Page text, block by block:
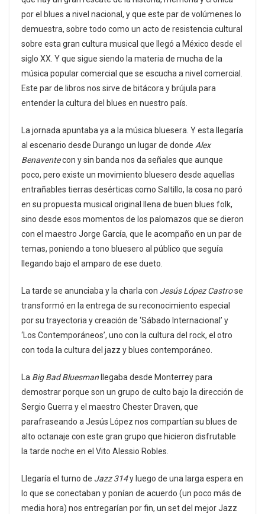
por el blues a nivel nacional, y que este par de volúmenes lo
demuestra, sobre todo como un acto de resistencia cultural
sobre esta gran cultura musical que llegó a México desde el
siglo XX. Y que sigue siendo la materia de mucha de la
música popular comercial que se escucha a nivel comercial.
Este par de libros nos sirve de bitácora y brújula para
entender la cultura del blues en nuestro país.
La jornada apuntaba ya a la música bluesera. Y esta llegaría
al escenario desde Durango un lugar de donde Alex
Benaventecon y sin banda nos da señales que aunque
poco, pero existe un movimiento bluesero desde aquellas
entrañables tierras desérticas como Saltillo, la cosa no paró
en su propuesta musical original llena de buen blues folk,
sino desde esos momentos de los palomazos que se dieron
con el maestro Jorge García, que le acompaño en un par de
temas, poniendo a tono bluesero al público que seguía
llegando bajo el amparo de ese dueto.
La tarde se anunciaba y la charla con Jesús López Castrose
transformó en la entrega de su reconocimiento especial
por su trayectoria y creación de ‘Sábado Internacional’ y
‘Los Contemporáneos’, uno con la cultura del rock, el otro
con toda la cultura del jazz y blues contemporáneo.
La Big Bad Bluesman llegaba desde Monterrey para
demostrar porque son un grupo de culto bajo la dirección de
Sergio Guerra y el maestro Chester Draven, que
parafraseando a Jesús López nos compartían su blues de
alto octanaje con este gran grupo que hicieron disfrutable
la tarde noche en el Vito Alessio Robles.
Llegaría el turno de Jazz 314y luego de una larga espera en
lo que se conectaban y ponían de acuerdo (un poco más de
media hora) nos entregarían por fin, un set del mejor Jazz